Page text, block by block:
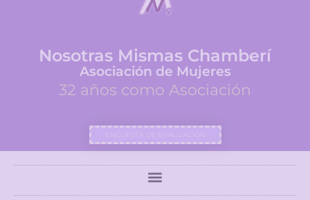
Nosotras Mismas Chamberí
Asociación de Mujeres
32 años como Asociación
ENCUESTA DE EVALUACIÓN